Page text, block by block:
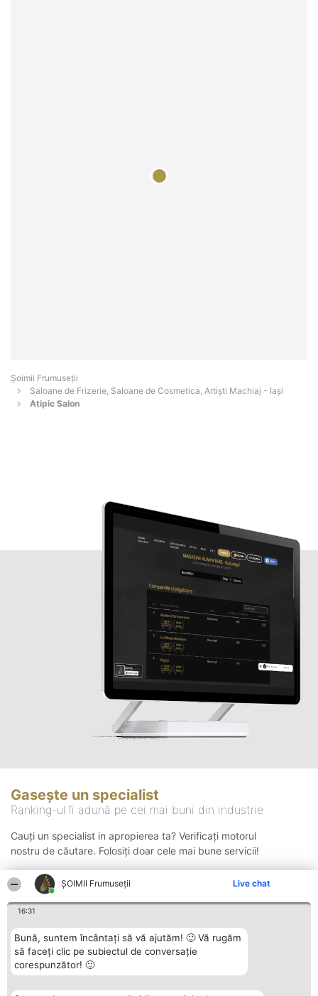
ȘOIMII Frumuseții Live chat
16:31
Bună, suntem încântați să vă ajutăm! 🙂 Vă rugăm
să faceți clic pe subiectul de conversație
corespunzător! 🙂
Șoimii Frumuseții
Saloane de Frizerie, Saloane de Cosmetica, Artiști Machiaj - Iaşi
Atipic Salon
Gasește un specialist
Ranking-ul îi adună pe cei mai buni din industrie
Cauți un specialist in apropierea ta? Verificați motorul
nostru de căutare. Folosiți doar cele mai bune servicii!